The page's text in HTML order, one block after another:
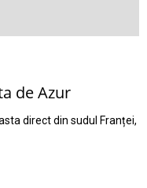
de Azur
direct din sudul Franței,